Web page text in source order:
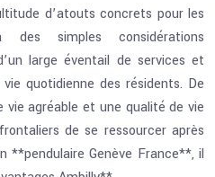
d’atouts concrets pour les
des simples considérations
large éventail de services et
quotidienne des résidents. De
agréable et une qualité de vie
de se ressourcer après
**pendulaire Genève France**, il